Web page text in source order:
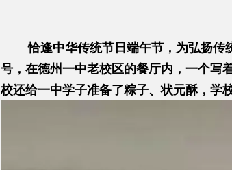
恰逢中华传统节日端午节，为弘扬传
号，在德州一中老校区的餐厅内，一个写
校还给一中学子准备了粽子、状元酥，学